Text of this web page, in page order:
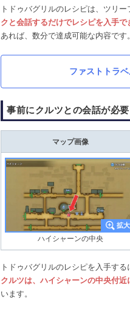
トドゥバグリルのレシピは、ツリー
クと会話するだけでレシピを入手で
あれば、数分で達成可能な内容です。
ファストトラ
事前にクルツとの会話が必要
マップ画像
ハイシャーンの中央
トドゥバグリルのレシピを入手す
クルツは、ハイシャーンの中央付近
います。